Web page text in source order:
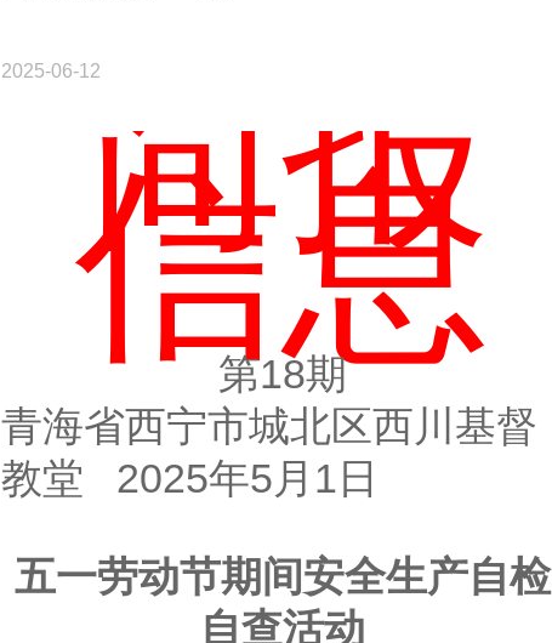
2025-06-12简报
信息
第18期
青海省西宁市城北区西川基督
教堂
2025年5月 1 日
五一劳动节期间安全生产自检
自查活动